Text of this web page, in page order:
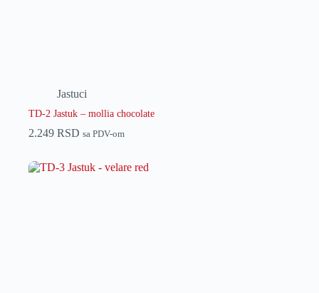
Jastuci
TD-2 Jastuk – mollia chocolate
2.249 RSD sa PDV-om